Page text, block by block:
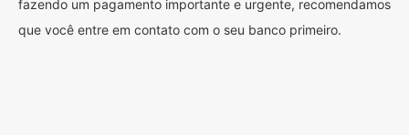
fazendo um pagamento importante e urgente, recomendamos
que você entre em contato com o seu banco primeiro.